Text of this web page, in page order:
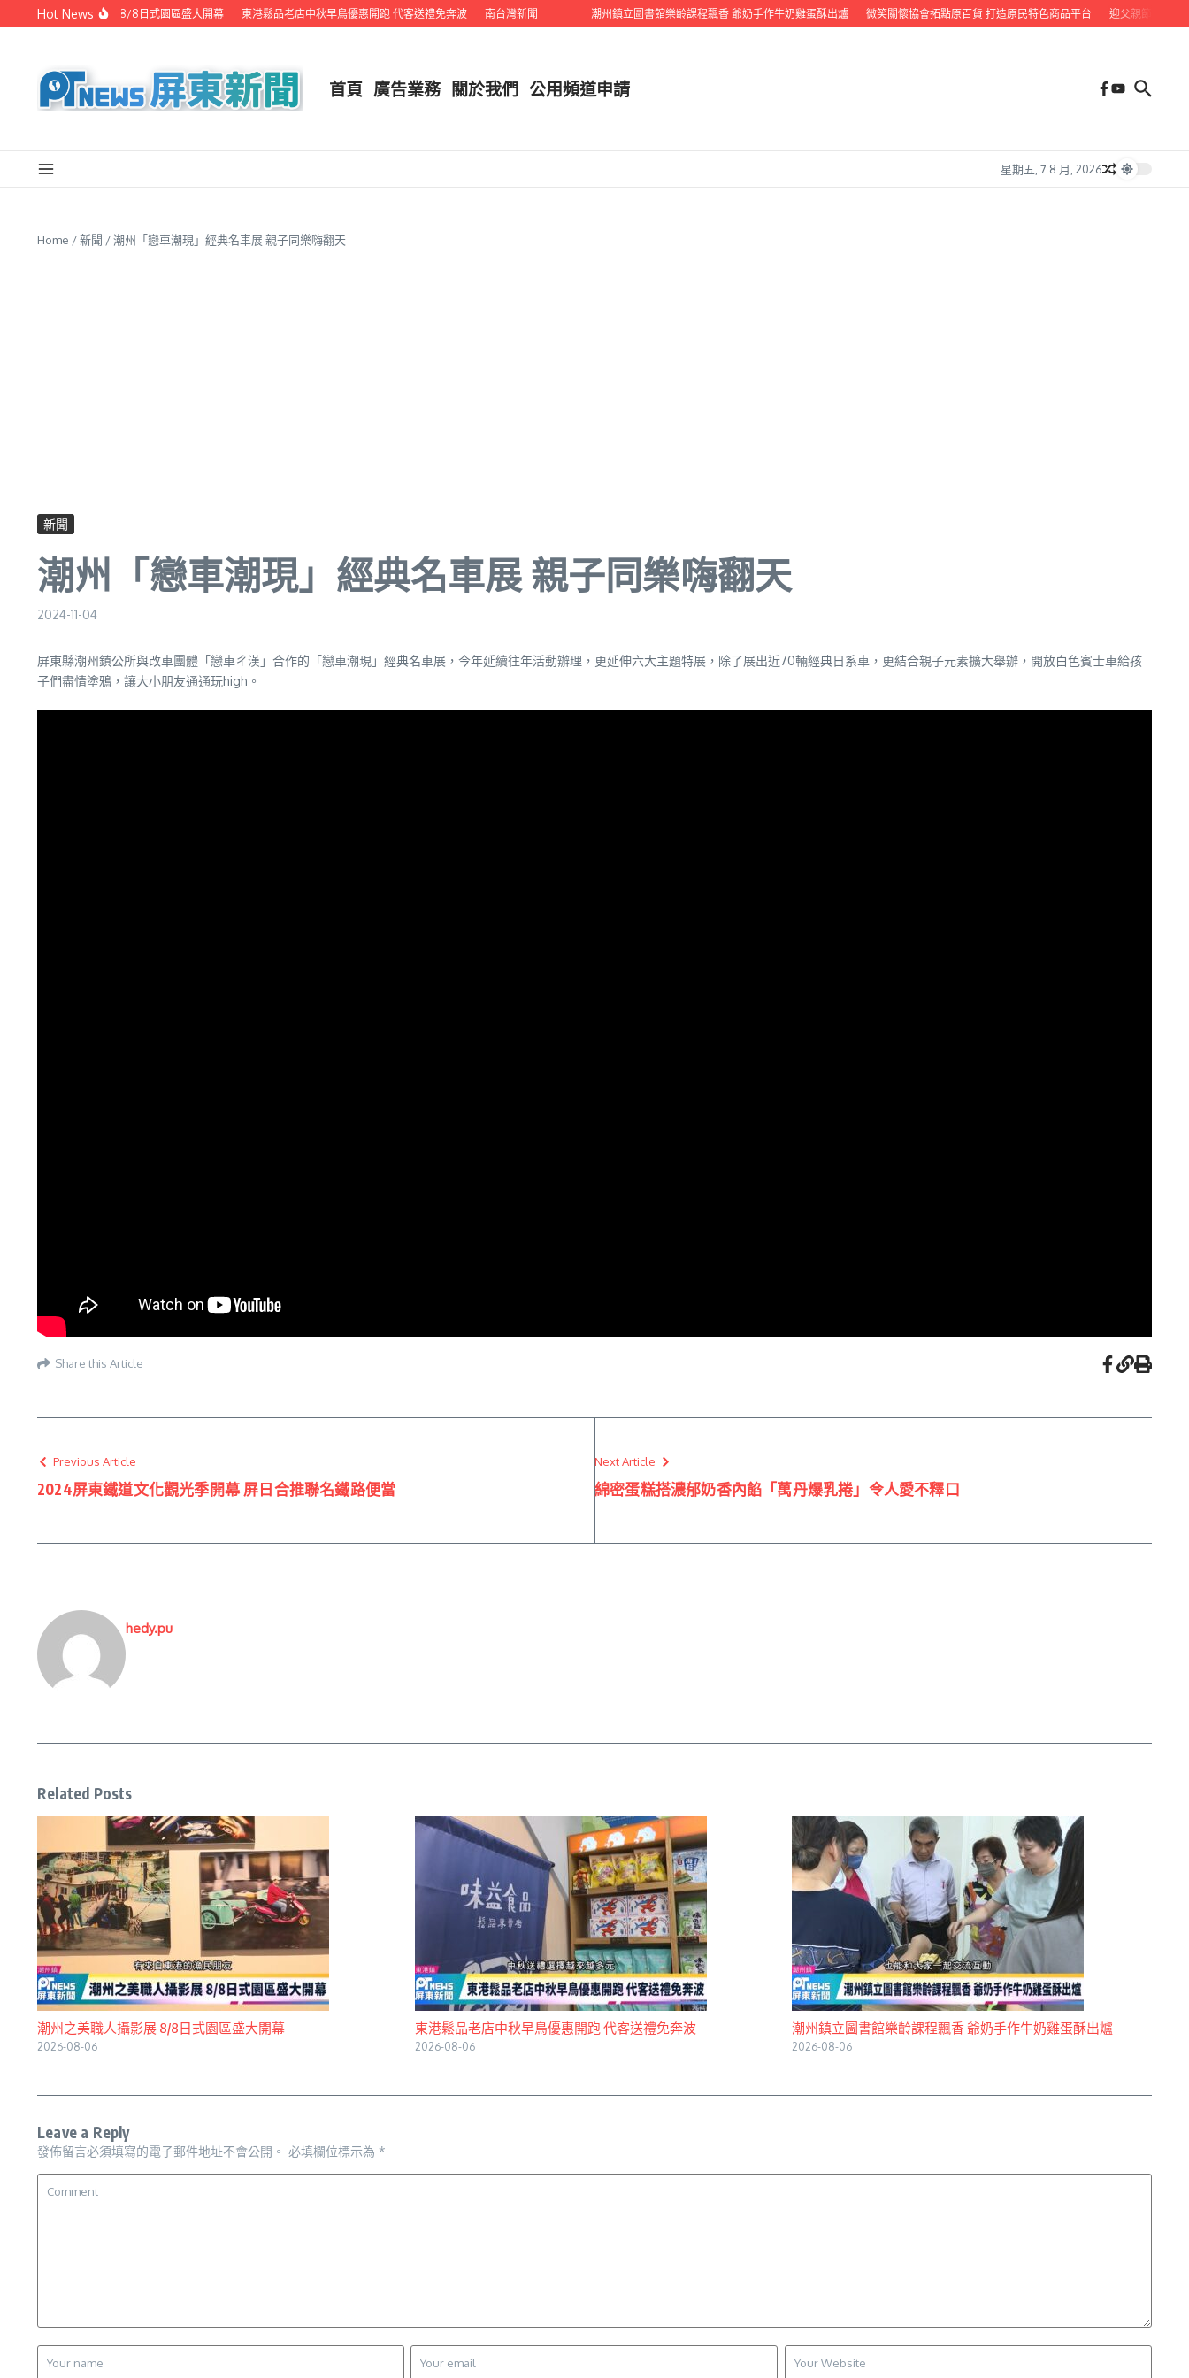
Skip to content
Hot News
潮州之美職人攝影展 8/8日式園區盛大開幕 東港鬆品老店中秋早鳥優惠開跑 代客送禮免奔波 南台灣新聞 潮州鎮立圖書館樂齡課程飄香 爺奶手作牛奶雞蛋酥出爐 微笑關懷協會拓點原百貨 打造原民特色商品平台 迎父親節 九如鄉
首頁 廣告業務 關於我們 公用頻道申請
星期五, 7 8 月, 2026
Home /新聞 /潮州「戀車潮現」經典名車展 親子同樂嗨翻天
新聞
潮州「戀車潮現」經典名車展 親子同樂嗨翻天
2024-11-04
屏東縣潮州鎮公所與改車團體「戀車ㄔ漢」合作的「戀車潮現」經典名車展，今年延續往年活動辦理，更延伸六大主題特展，除了展出近70輛經典日系車，更結合親子元素擴大舉辦，開放白色賓士車給孩
子們盡情塗鴉，讓大小朋友通通玩high。
Share this Article
Previous Article
2024屏東鐵道文化觀光季開幕 屏日合推聯名鐵路便當
Next Article
綿密蛋糕搭濃郁奶香內餡「萬丹爆乳捲」令人愛不釋口
hedy.pu
Related Posts
潮州之美職人攝影展 8/8日式園區盛大開幕
2026-08-06
東港鬆品老店中秋早鳥優惠開跑 代客送禮免奔波
2026-08-06
潮州鎮立圖書館樂齡課程飄香 爺奶手作牛奶雞蛋酥出爐
2026-08-06
Leave a Reply
發佈留言必須填寫的電子郵件地址不會公開。 必填欄位標示為 *